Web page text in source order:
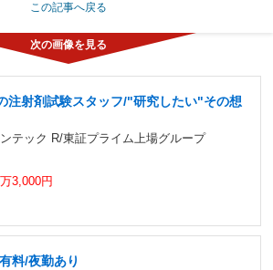
この記事へ戻る
注射剤試験スタッフ/"研究したい"その想
テック R/東証プライム上場グループ
3,000円
料/夜勤あり